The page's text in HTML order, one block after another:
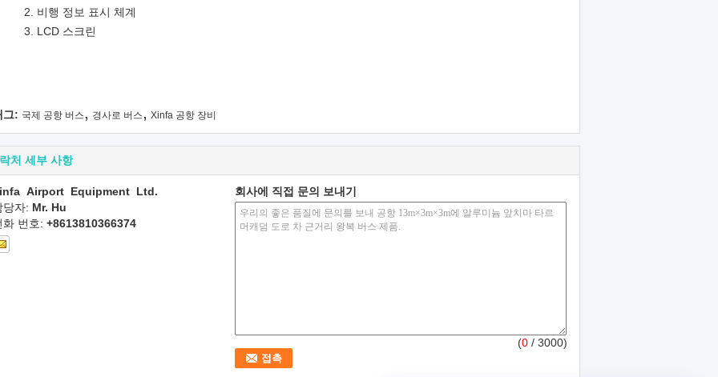
비행 정보 표시 체계
LCD 스크린
그: 국제 공항 버스 , 경사로 버스 , Xinfa 공항 장비
처 세부 사항
Airport Equipment Ltd.
당자: Mr. Hu
화 번호: +8613810366374
회사에 직접 문의 보내기
(0 / 3000)